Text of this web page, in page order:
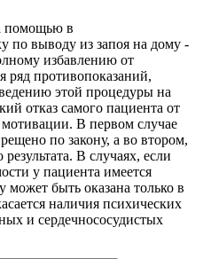
помощью в
по выводу из запоя на дому -
избавлению от
ряд противопоказаний,
этой процедуры на
отказ самого пациента от
В первом случае
по закону, а во втором,
В случаях, если
у пациента имеется
может быть оказана только в
наличия психических
и сердечнососудистых